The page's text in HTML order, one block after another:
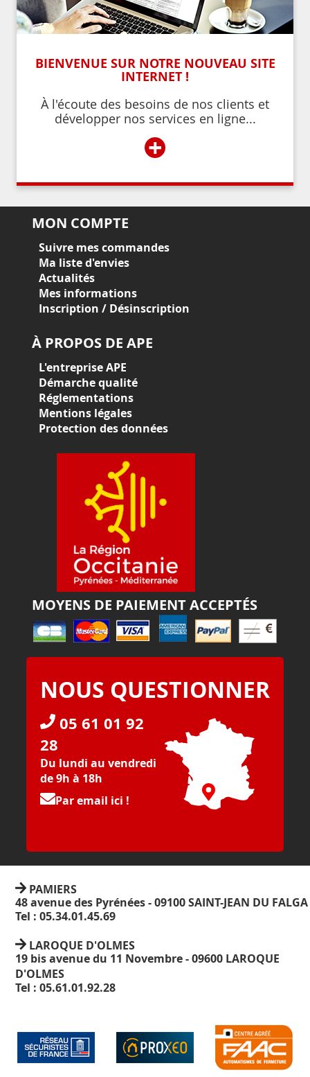
BIENVENUE SUR NOTRE NOUVEAU SITE
INTERNET !
À l'écoute des besoins de nos clients et
développer nos services en ligne...
+
MON COMPTE
Suivre mes commandes
Ma liste d'envies
Actualités
Mes informations
Inscription / Désinscription
À PROPOS DE APE
L'entreprise APE
Démarche qualité
Réglementations
Mentions légales
Protection des données
MOYENS DE PAIEMENT ACCEPTÉS
NOUS QUESTIONNER
05 61 01 92
28
Du lundi au vendredi
de 9h à 18h
Par email ici !
PAMIERS
48 avenue des Pyrénées - 09100 SAINT-JEAN DU FALGA
Tel : 05.34.01.45.69
LAROQUE D'OLMES
19 bis avenue du 11 Novembre - 09600 LAROQUE
D'OLMES
Tel : 05.61.01.92.28